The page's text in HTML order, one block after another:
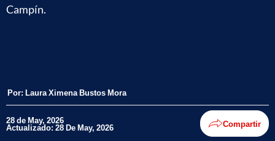
Campín.
Por: Laura Ximena Bustos Mora
28 de May, 2026
Actualizado: 28 De May, 2026 Compartir